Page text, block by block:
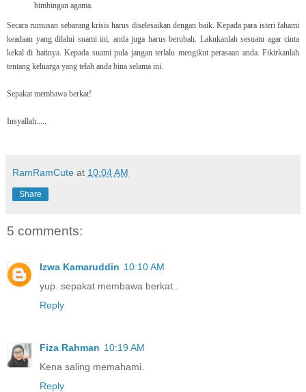
bimbingan agama.
Secara rumusan sebarang krisis harus diselesaikan dengan baik. Kepada para isteri fahami
keadaan yang dilalui suami ini, anda juga harus berubah. Lakukanlah sesuatu agar cinta
kekal di hatinya. Kepada suami pula jangan terlalu mengikut perasaan anda. Fikirkanlah
tentang keluarga yang telah anda bina selama ini.
Sepakat membawa berkat!
Insyallah.....
RamRamCute at 10:04 AM
Share
5 comments:
Izwa Kamaruddin 10:10 AM
yup..sepakat membawa berkat..
Reply
Fiza Rahman 10:19 AM
Kena saling memahami.
Reply